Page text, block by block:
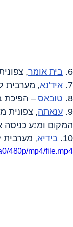
6. בית אומר,
7. איד'נא, מערבית
8. טובאס – הפיכת
9. ענאתה, צפונית
המקום ומנע כניסה
10. בידיא, מערבית
480p/mp4/file.mp4